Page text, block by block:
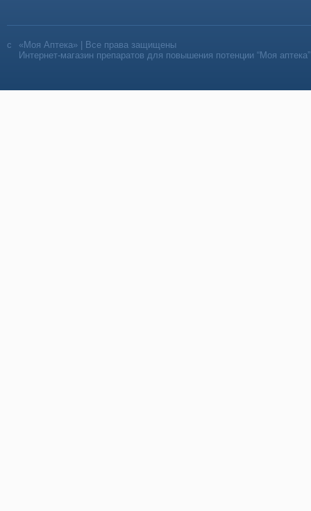
«Моя Аптека» | Все права защищены
Интернет-магазин препаратов для повышения потенции “Моя